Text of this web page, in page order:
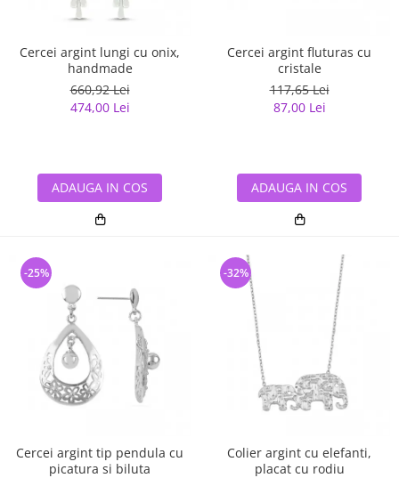
Cercei argint lungi cu onix,
handmade
660,92 Lei
474,00 Lei
ADAUGA IN COS
Cercei argint fluturas cu
cristale
117,65 Lei
87,00 Lei
ADAUGA IN COS
Cercei argint tip pendula cu
picatura si biluta
-25%
Colier argint cu elefanti,
placat cu rodiu
-32%